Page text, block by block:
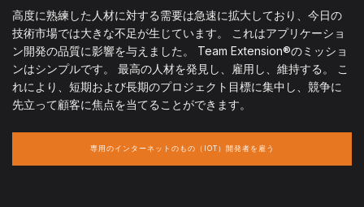
高度に熟練した人材に対する需要は急速に拡大しており、今日の
技術市場では大きな不足が生じています。 これはアプリケーショ
ン開発の品質に影響を与えました。 Team Extension®のミッショ
ンはシンプルです。 最高の人材を発見し、雇用し、維持する。 こ
れにより、短期および長期のプロジェクト目標に集中し、競争に
先立って顧客に焦点を当てることができます。
専用のインターネットのもの（IOT）開発者を雇う